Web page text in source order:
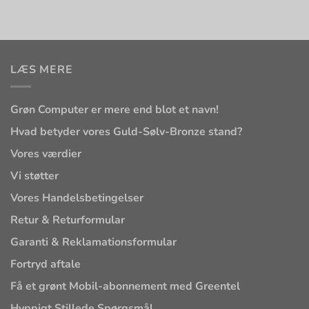
LÆS MERE
Grøn Computer er mere end blot et navn!
Hvad betyder vores Guld-Sølv-Bronze stand?
Vores værdier
Vi støtter
Vores Handelsbetingelser
Retur & Returformular
Garanti & Reklamationsformular
Fortryd aftale
Få et grønt Mobil-abonnement med Greentel